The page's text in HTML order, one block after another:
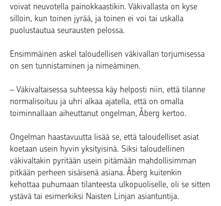
voivat neuvotella painokkaastikin. Väkivallasta on kyse
silloin, kun toinen jyrää, ja toinen ei voi tai uskalla
puolustautua seurausten pelossa.
Ensimmäinen askel taloudellisen väkivallan torjumisessa
on sen tunnistaminen ja nimeäminen.
– Väkivaltaisessa suhteessa käy helposti niin, että tilanne
normalisoituu ja uhri alkaa ajatella, että on omalla
toiminnallaan aiheuttanut ongelman, Åberg kertoo.
Ongelman haastavuutta lisää se, että taloudelliset asiat
koetaan usein hyvin yksityisinä. Siksi taloudellinen
väkivaltakin pyritään usein pitämään mahdollisimman
pitkään perheen sisäisenä asiana. Åberg kuitenkin
kehottaa puhumaan tilanteesta ulkopuoliselle, oli se sitten
ystävä tai esimerkiksi Naisten Linjan asiantuntija.